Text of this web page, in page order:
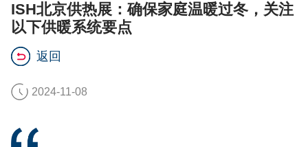
ISH北京供热展：确保家庭温暖过冬，关注
以下供暖系统要点
返回
2024-11-08